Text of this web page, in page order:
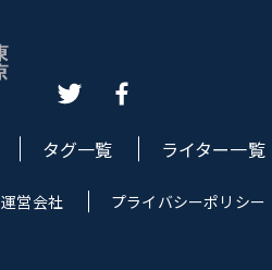
タグ一覧 ライター一覧
運営会社 プライバシーポリシー